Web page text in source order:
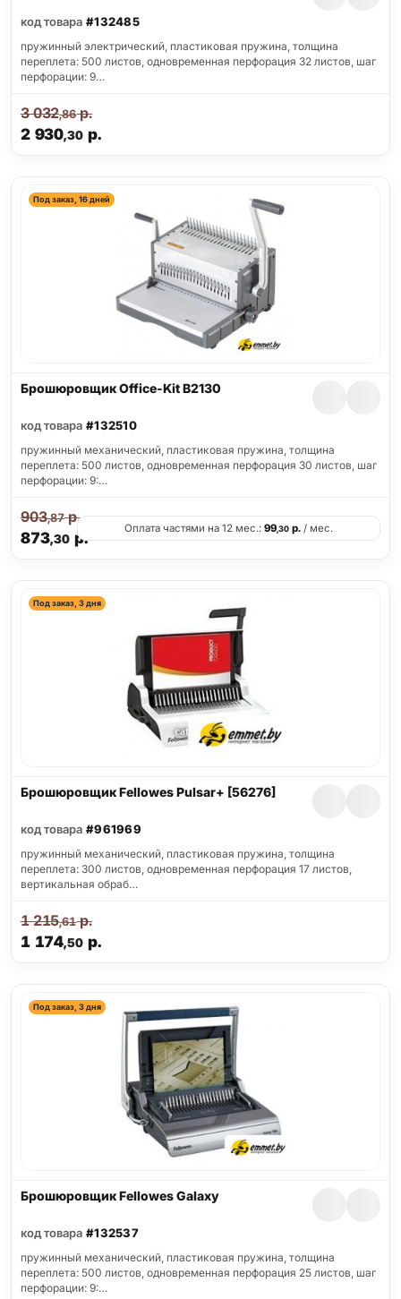
код товара #132485
пружинный электрический, пластиковая пружина, толщина
переплета: 500 листов, одновременная перфорация 32 листов, шаг
перфорации: 9…
2 930,30 р.
3 032,86р.
Под заказ, 16 дней
Брошюровщик Office-Kit B2130
код товара #132510
пружинный механический, пластиковая пружина, толщина
переплета: 500 листов, одновременная перфорация 30 листов, шаг
перфорации: 9:…
873,30р.
903,87р.
Оплата частями на 12 мес.: 99,30 р. / мес.
Под заказ, 3 дня
Брошюровщик Fellowes Pulsar+ [56276]
код товара #961969
пружинный механический, пластиковая пружина, толщина
переплета: 300 листов, одновременная перфорация 17 листов,
вертикальная обраб…
1 174,50 р.
1 215,61р.
Под заказ, 3 дня
Брошюровщик Fellowes Galaxy
код товара #132537
пружинный механический, пластиковая пружина, толщина
переплета: 500 листов, одновременная перфорация 25 листов, шаг
перфорации: 9:…